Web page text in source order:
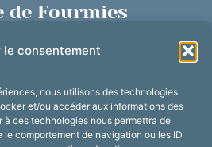
le consentement
nous utilisons des technologies
et/ou accéder aux informations des
ces technologies nous permettra de
comportement de navigation ou les ID
de Fourmies
27 59 69 79
d’ouverture
au vendredi :